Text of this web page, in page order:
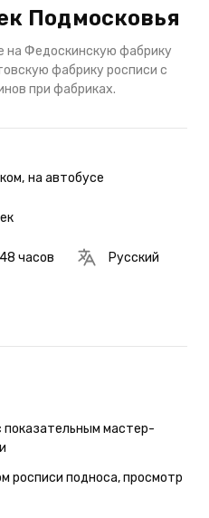
Подмосковья
на Федоскинскую фабрику
фабрику росписи с
при фабриках.
, на автобусе
часов Русский
показательным мастер-
росписи подноса, просмотр